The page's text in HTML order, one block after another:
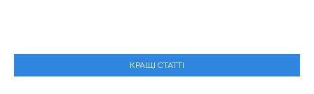
КРАЩІ СТАТТІ